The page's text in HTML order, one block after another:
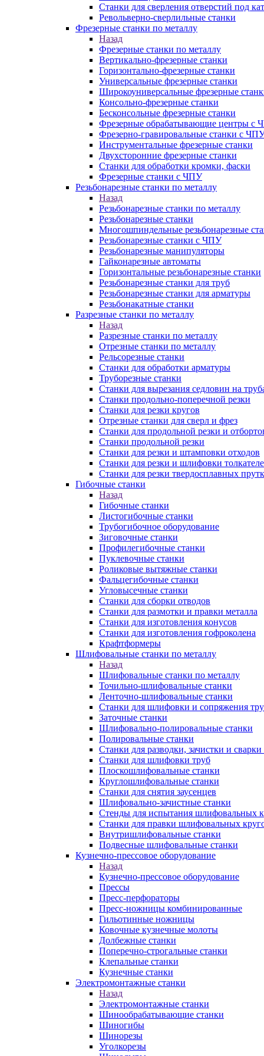
Станки для сверления отверстий под
Револьверно-сверлильные станки
Фрезерные станки по металлу
Назад
Фрезерные станки по металлу
Вертикально-фрезерные станки
Горизонтально-фрезерные станки
Универсальные фрезерные станки
Широкоуниверсальные фрезерные
Консольно-фрезерные станки
Бесконсольные фрезерные станки
Фрезерные обрабатывающие центры с
Фрезерно-гравировальные станки с
Инструментальные фрезерные станки
Двухсторонние фрезерные станки
Станки для обработки кромки, фаски
Фрезерные станки с ЧПУ
Резьбонарезные станки по металлу
Назад
Резьбонарезные станки по металлу
Резьбонарезные станки
Многошпиндельные резьбонарезные
Резьбонарезные станки с ЧПУ
Резьбонарезные манипуляторы
Гайконарезные автоматы
Горизонтальные резьбонарезные станки
Резьбонарезные станки для труб
Резьбонарезные станки для арматуры
Резьбонакатные станки
Разрезные станки по металлу
Назад
Разрезные станки по металлу
Отрезные станки по металлу
Рельсорезные станки
Станки для обработки арматуры
Труборезные станки
Станки для вырезания седловин на
Станки продольно-поперечной резки
Станки для резки кругов
Отрезные станки для сверл и фрез
Станки для продольной резки и
Станки продольной резки
Станки для резки и штамповки отходов
Станки для резки и шлифовки
Станки для резки твердосплавных
Гибочные станки
Назад
Гибочные станки
Листогибочные станки
Трубогибочное оборудование
Зиговочные станки
Профилегибочные станки
Пуклевочные станки
Роликовые вытяжные станки
Фальцегибочные станки
Угловысечные станки
Станки для сборки отводов
Станки для размотки и правки металла
Станки для изготовления конусов
Станки для изготовления гофроколена
Крафтформеры
Шлифовальные станки по металлу
Назад
Шлифовальные станки по металлу
Точильно-шлифовальные станки
Ленточно-шлифовальные станки
Станки для шлифовки и сопряжения
Заточные станки
Шлифовально-полировальные станки
Полировальные станки
Станки для разводки, зачистки и сварки
Станки для шлифовки труб
Плоскошлифовальные станки
Круглошлифовальные станки
Станки для снятия заусенцев
Шлифовально-зачистные станки
Стенды для испытания шлифовальных
Станки для правки шлифовальных
Внутришлифовальные станки
Подвесные шлифовальные станки
Кузнечно-прессовое оборудование
Назад
Кузнечно-прессовое оборудование
Прессы
Пресс-перфораторы
Пресс-ножницы комбинированные
Гильотинные ножницы
Ковочные кузнечные молоты
Долбежные станки
Поперечно-строгальные станки
Клепальные станки
Кузнечные станки
Электромонтажные станки
Назад
Электромонтажные станки
Шинообрабатывающие станки
Шиногибы
Шинорезы
Уголкорезы